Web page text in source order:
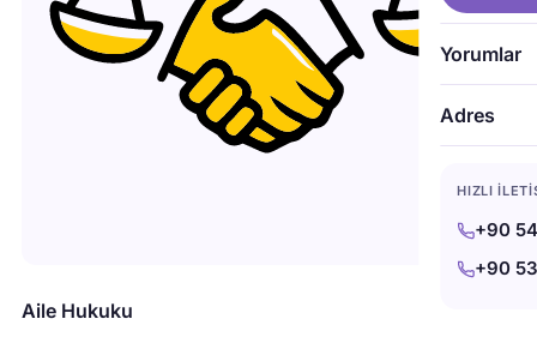
Yorumlar
Adres
HIZLI
+90
+90
Aile Hukuku